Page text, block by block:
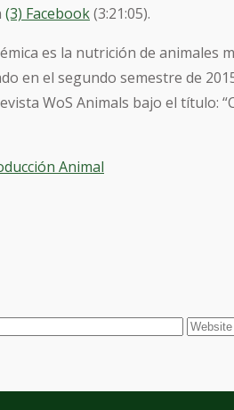
(3) Facebook(3:21:05).
es la nutrición de
en el segundo semestre de
WoS Animals bajo el
Animal